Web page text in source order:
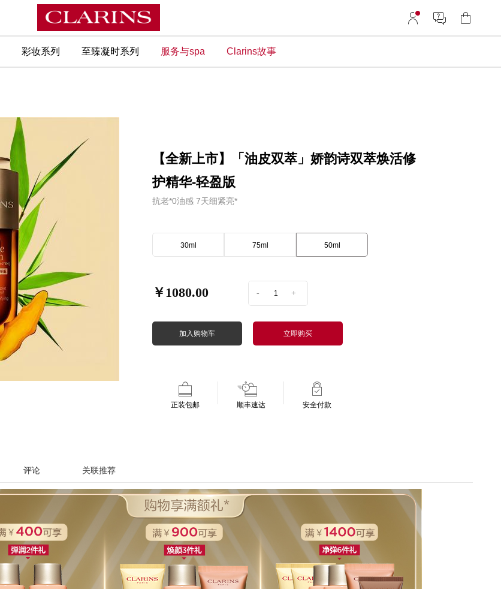
彩妆系列 至臻凝时系列 服务与spa Clarins故事
【全新上市】「油皮双萃」娇韵诗双萃焕活修
护精华-轻盈版
抗老*0油感 7天细紧亮*
30ml 75ml 50ml
￥1080.00 - +
加入购物车 立即购买
正装包邮 顺丰速达 安全付款
评论 关联推荐